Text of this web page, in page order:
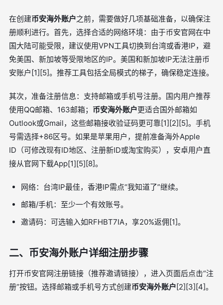
在创建币安海外账户之前，需要做好几项基础准备，以确保注
册顺利进行。首先，选择合适的网络环境：由于币安官网在中
国大陆可能受限，建议使用VPN工具切换到台湾或香港IP，避
免美国、新加坡等受限地区的IP。美国和新加坡IP无法注册币
安账户[1][5]。推荐工具包括全局模式的梯子，确保稳定连接。
其次，准备注册信息：支持邮箱或手机号注册。国内用户推荐
使用QQ邮箱、163邮箱； 币安海外账户更适合国外邮箱如
Outlook或Gmail，这些邮箱接收验证码更可靠[1][2][5]。手机
号需选择+86区号。如果是苹果用户，提前准备海外Apple
ID（可修改现有ID地区、注册新ID或淘宝购买），安卓用户直
接从官网下载App[1][5][8]。
网络：台湾IP最佳，香港IP需点“我知道了”继续。
邮箱/手机：至少一个有效账号。
邀请码：可选输入如RFHBT7IA，享20%返佣[1]。
二、币安海外账户详细注册步骤
打开币安官网注册链接（推荐邀请链接），进入页面后点击“注
册”按钮。选择邮箱或手机号方式创建币安海外账户[2][3][4]。